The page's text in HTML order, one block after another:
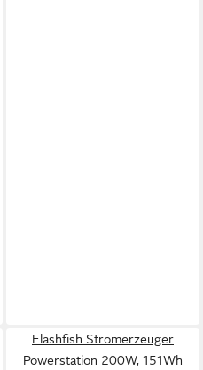
Flashfish Stromerzeuger
Powerstation 200W, 151Wh